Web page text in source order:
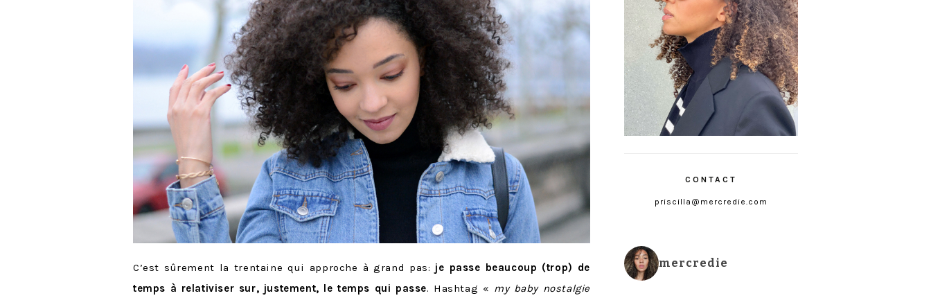
C’est sûrement la trentaine qui approche à grand pas: je passe beaucoup (trop) de
temps à relativiser sur, justement, le temps qui passe. Hashtag « my baby nostalgie
CONTACT
priscilla@mercredie.com
mercredie